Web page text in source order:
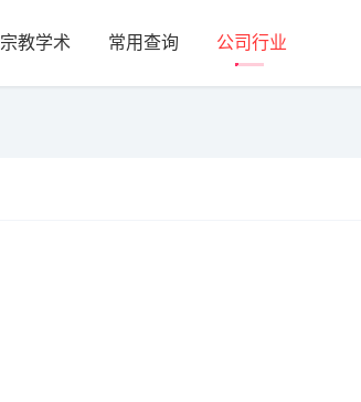
宗教学术 常用查询 公司行业